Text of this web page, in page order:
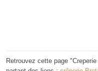
Retrouvez cette page